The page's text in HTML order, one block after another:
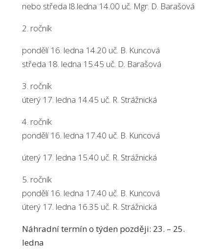
nebo středa l8.ledna 14.00 uč. Mgr. D. Barašová
2. ročník
pondělí 16. ledna 14.20 uč. B. Kuncová
středa 18. ledna 15.45 uč. D. Barašová
3. ročník
úterý 17. ledna 14.45 uč. R. Strážnická
4. ročník
pondělí 16. ledna 17.40 uč. B. Kuncová
úterý 17. ledna 15.40 uč. R. Strážnická
5. ročník
pondělí 16. ledna 17.40 uč. B. Kuncová
úterý 17. ledna 16.35 uč. R. Strážnická
Náhradní termín o týden později: 23. – 25.
ledna